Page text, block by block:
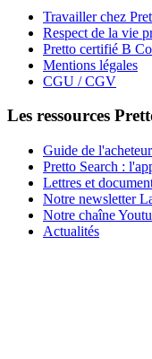
Travailler chez
Respect de la vie
Pretto certifié B
Mentions légales
CGU / CGV
Les ressources
Guide de
Pretto Search :
Lettres et
Notre newsletter
Notre chaîne
Actualités